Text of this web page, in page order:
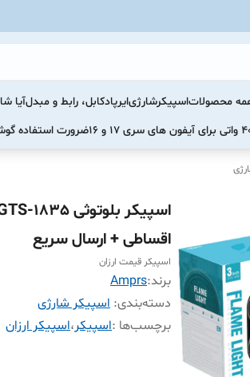
محصولاتاسپیکرشارژیایرپادکابل، رابط و مبدلآیا
ضرورت استفاده
اقساطی + ارسال سریع
اسپیکر قیمت ارزان
برند:Amprs
دسته‌بندی: اسپیکر شارژی
برچسب‌ها :اسپیکر،اسپیکر ارزان